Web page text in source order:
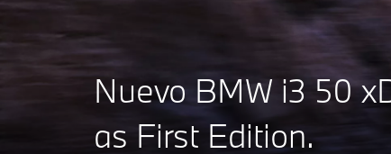
Nuevo BMW i3 50
as First Edition.